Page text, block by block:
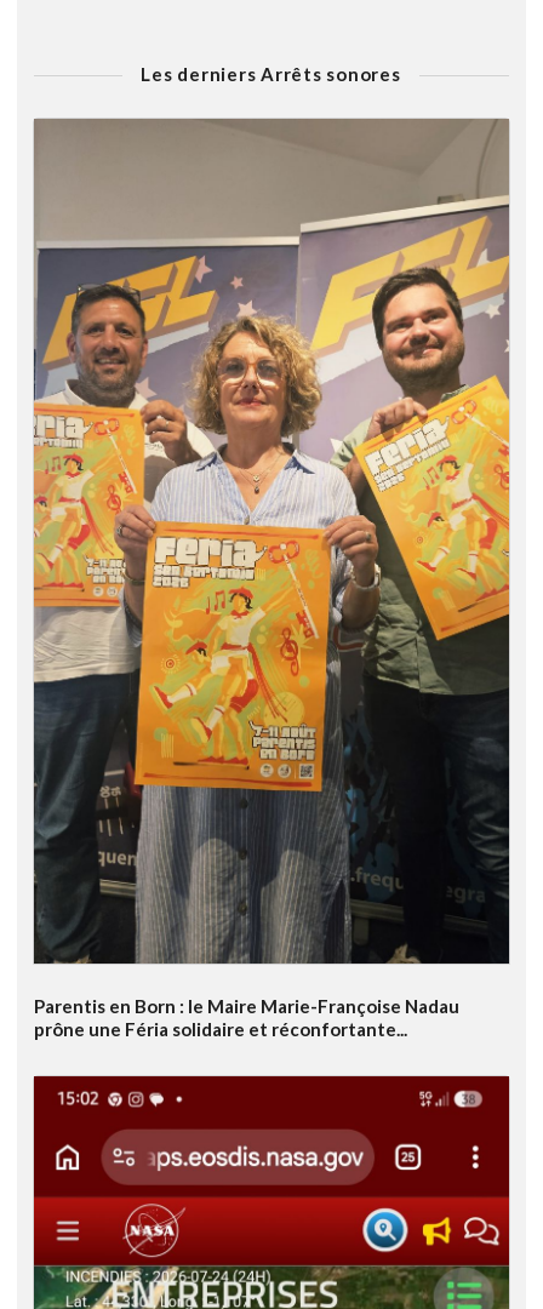
Les derniers Arrêts sonores
Parentis en Born : le Maire Marie-Françoise Nadau
prône une Féria solidaire et réconfortante...